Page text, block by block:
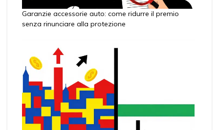
Garanzie accessorie auto: come ridurre il premio
senza rinunciare alla protezione